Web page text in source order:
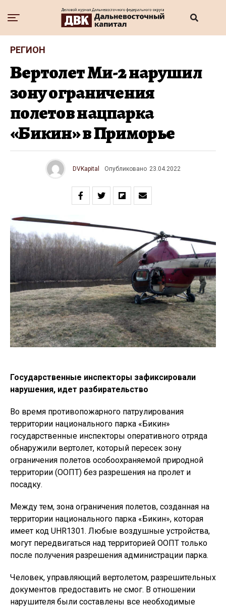
РЕГИОН
Вертолет Ми-2 нарушил
зону ограничения
полетов нацпарка
«Бикин» в Приморье
DVKapital Опубликовано 23.04.2022
Государственные инспекторы зафиксировали
нарушения, идет разбирательство
Во время противопожарного патрулирования
территории национального парка «Бикин»
государственные инспекторы оперативного отряда
обнаружили вертолет, который пересек зону
ограничения полетов особоохраняемой природной
территории (ООПТ) без разрешения на пролет и
посадку.
Между тем, зона ограничения полетов, созданная на
территории национального парка «Бикин», которая
имеет код UHR1301. Любые воздушные устройства,
могут передвигаться над территорией ООПТ только
после получения разрешения администрации парка.
Человек, управляющий вертолетом, разрешительных
документов предоставить не смог. В отношении
нарушителя были составлены все необходимые